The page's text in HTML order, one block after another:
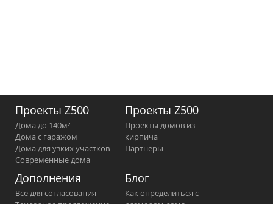
Проекты Z500
Дома до 140м²
Дома с гаражом
Дома для узких участков
Современные дома
Проекты Z500
Проекты домов из
кирпича
Партнеры
Дополнения
Все для согласования
Блог
Как определиться с